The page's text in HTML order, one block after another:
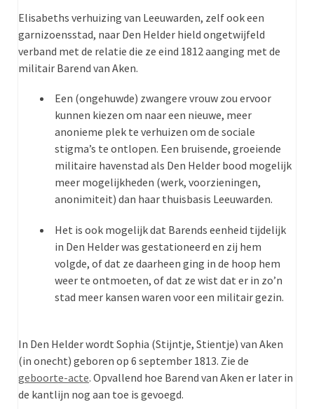
Elisabeths verhuizing van Leeuwarden, zelf ook een
garnizoensstad, naar Den Helder hield ongetwijfeld
verband met de relatie die ze eind 1812 aanging met de
militair Barend van Aken.
Een (ongehuwde) zwangere vrouw zou ervoor
kunnen kiezen om naar een nieuwe, meer
anonieme plek te verhuizen om de sociale
stigma’s te ontlopen. Een bruisende, groeiende
militaire havenstad als Den Helder bood mogelijk
meer mogelijkheden (werk, voorzieningen,
anonimiteit) dan haar thuisbasis Leeuwarden.
Het is ook mogelijk dat Barends eenheid tijdelijk
in Den Helder was gestationeerd en zij hem
volgde, of dat ze daarheen ging in de hoop hem
weer te ontmoeten, of dat ze wist dat er in zo’n
stad meer kansen waren voor een militair gezin.
In Den Helder wordt Sophia (Stijntje, Stientje) van Aken
(in onecht) geboren op 6 september 1813. Zie de
geboorte-acte. Opvallend hoe Barend van Aken er later in
de kantlijn nog aan toe is gevoegd.